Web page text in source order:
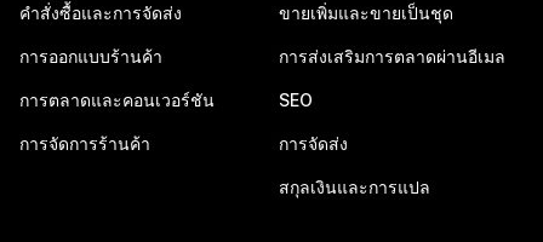
คำสั่งซื้อและการจัดส่ง
การออกแบบร้านค้า
การตลาดและคอนเวอร์ชัน
การจัดการร้านค้า
ขายเพิ่มและขายเป็นชุด
การส่งเสริมการตลาดผ่านอีเมล
SEO
การจัดส่ง
สกุลเงินและการแปล